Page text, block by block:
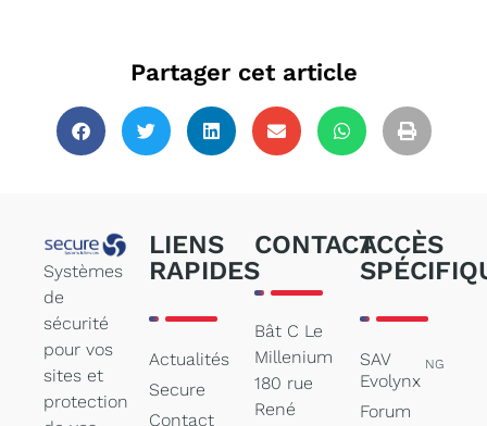
Partager cet article
Systèmes
de
sécurité
pour vos
sites et
protection
LIENS
RAPIDES
Actualités
Secure
Contact
CONTACT
Bât C Le
Millenium
180 rue
René
ACCÈS
SAV
Evolynx
NG
Forum